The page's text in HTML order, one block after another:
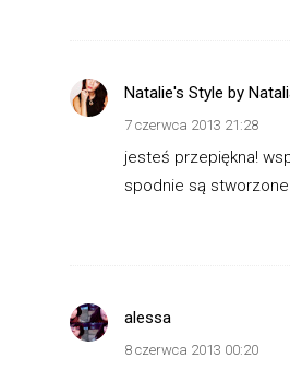
Natalie's Style by
7 czerwca 2013 21:28
jesteś przepiękna!
spodnie są
alessa
8 czerwca 2013 00:20